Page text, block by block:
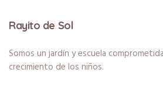
Rayito de Sol
Somos un jardín y escuela
crecimiento de los niños.